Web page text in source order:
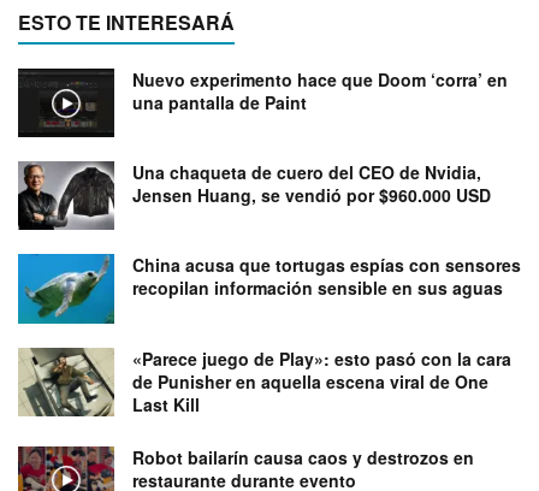
ESTO TE INTERESARÁ
Nuevo experimento hace que Doom ‘corra’ en
una pantalla de Paint
Una chaqueta de cuero del CEO de Nvidia,
Jensen Huang, se vendió por $960.000 USD
China acusa que tortugas espías con sensores
recopilan información sensible en sus aguas
«Parece juego de Play»: esto pasó con la cara
de Punisher en aquella escena viral de One
Last Kill
Robot bailarín causa caos y destrozos en
restaurante durante evento